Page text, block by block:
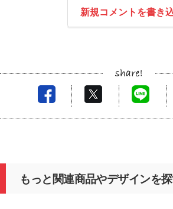
この度はレビュー投稿をいただき、また、い
ので、安心感に繋がっているとのことで大
今後ともご利用の程、何卒よろしくお願い
新規コメントを書き
もっと関連商品やデザインを